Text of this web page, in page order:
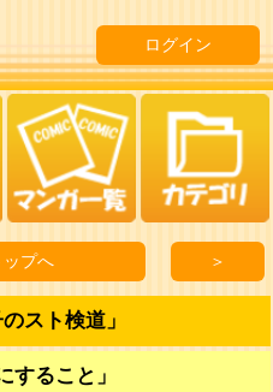
ログイン
プへ ＞
スト検道」
すること」